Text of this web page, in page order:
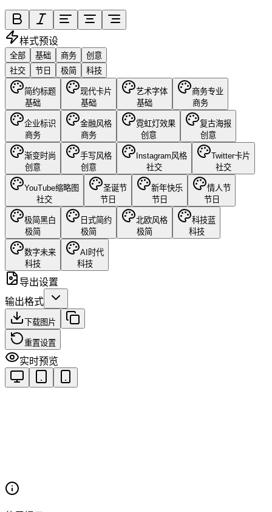
样式预设
全部 基础 商务
创意
社交
节日 极简 科技
简约标题
基础
现代卡片
基础
艺术字体
基础
商务专业
商务
企业标识
商务
金融风格
商务
霓虹灯效果
创意
复古海报
创意
渐变时尚
创意
手写风格
创意
Instagram风格
社交
Twitter卡片
社交
YouTube缩略图
社交
圣诞节
节日
新年快乐
节日
情人节
节日
极简黑白
极简
日式简约
极简
北欧风格
极简
科技蓝
科技
数字未来
科技
AI时代
科技
导出设置
输出格式
下载图片
重置设置
实时预览